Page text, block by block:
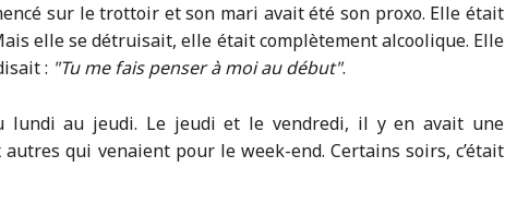
sur le trottoir et son mari avait été son proxo. Elle était
elle se détruisait, elle était complètement alcoolique. Elle
: Tu me fais penser à moi au début .
lundi au jeudi. Le jeudi et le vendredi, il y en avait une
qui venaient pour le week-end. Certains soirs, c’était